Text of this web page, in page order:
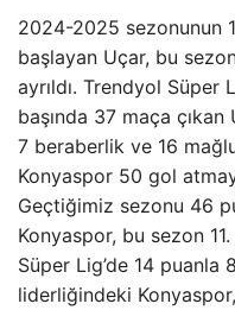
2024-2025 sezonunun
başlayan Uçar, bu
ayrıldı. Trendyol Süper
başında 37 maça
7 beraberlik ve 16
Konyaspor 50 gol
Geçtiğimiz sezonu 46
Konyaspor, bu sezon
Süper Lig’de 14 puanla
liderliğindeki